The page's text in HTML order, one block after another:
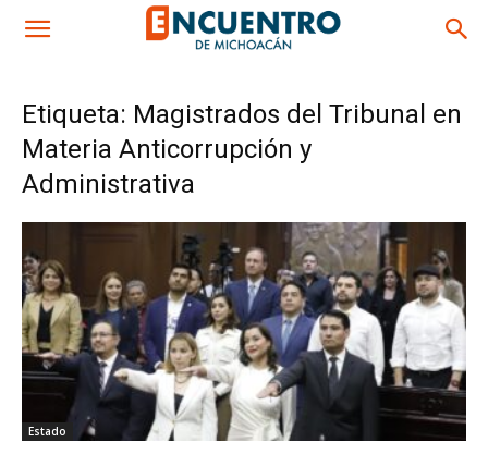
Etiqueta: Magistrados del Tribunal en
Materia Anticorrupción y
Administrativa
Estado